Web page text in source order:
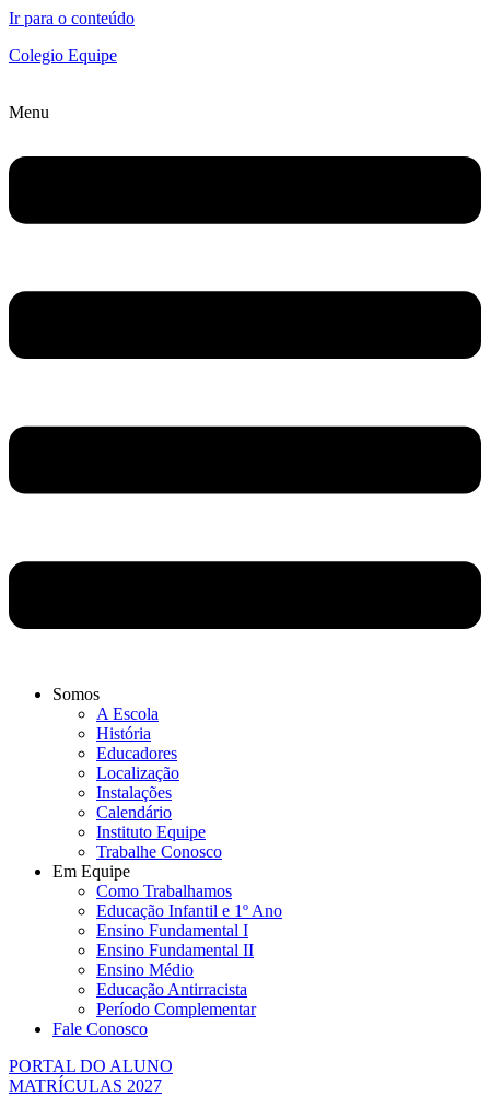
Ir para o conteúdo
Colegio Equipe
Menu
Somos
A Escola
História
Educadores
Localização
Instalações
Calendário
Instituto Equipe
Trabalhe Conosco
Em Equipe
Como Trabalhamos
Educação Infantil e 1º Ano
Ensino Fundamental I
Ensino Fundamental II
Ensino Médio
Educação Antirracista
Período Complementar
Fale Conosco
PORTAL DO ALUNO
MATRÍCULAS 2027